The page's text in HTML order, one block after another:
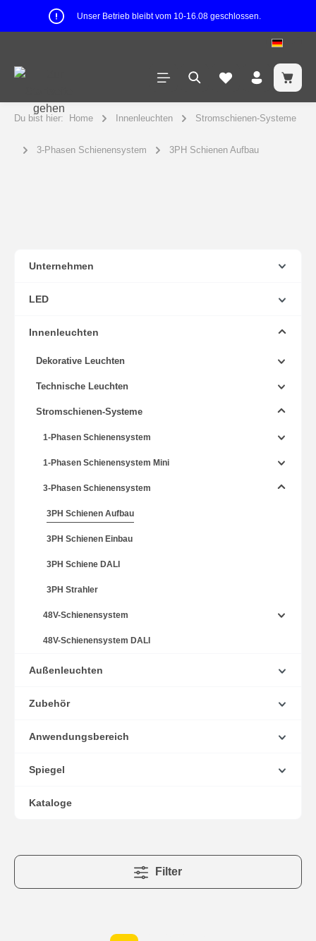
Unser Betrieb bleibt vom 10-16.08 geschlossen.
Du bist hier: Home Innenleuchten Stromschienen-Systeme
3-Phasen Schienensystem 3PH Schienen Aufbau
Unternehmen
LED
Innenleuchten
Dekorative Leuchten
Technische Leuchten
Stromschienen-Systeme
1-Phasen Schienensystem
1-Phasen Schienensystem Mini
3-Phasen Schienensystem
3PH Schienen Aufbau
3PH Schienen Einbau
3PH Schiene DALI
3PH Strahler
48V-Schienensystem
48V-Schienensystem DALI
Außenleuchten
Zubehör
Anwendungsbereich
Spiegel
Kataloge
Filter